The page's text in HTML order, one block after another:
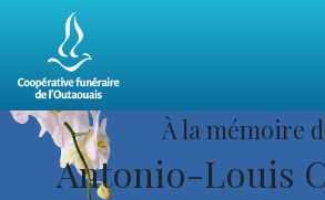
À la mémoire
Antonio-Louis